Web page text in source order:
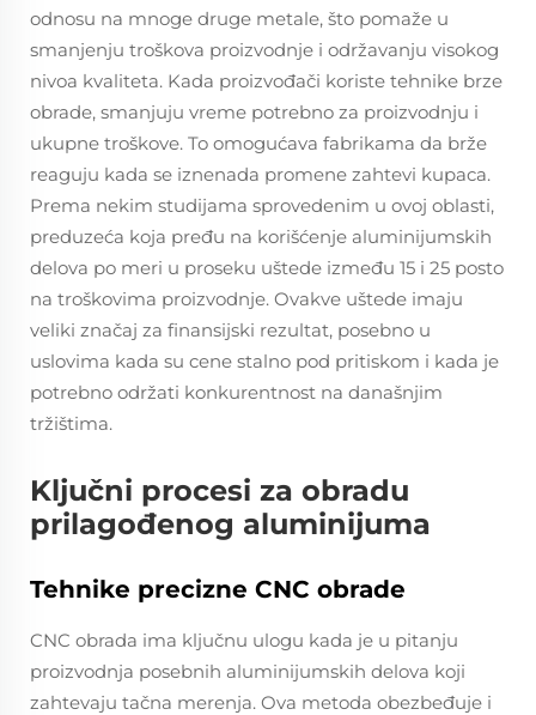
odnosu na mnoge druge metale, što pomaže u
smanjenju troškova proizvodnje i održavanju visokog
nivoa kvaliteta. Kada proizvođači koriste tehnike brze
obrade, smanjuju vreme potrebno za proizvodnju i
ukupne troškove. To omogućava fabrikama da brže
reaguju kada se iznenada promene zahtevi kupaca.
Prema nekim studijama sprovedenim u ovoj oblasti,
preduzeća koja pređu na korišćenje aluminijumskih
delova po meri u proseku uštede između 15 i 25 posto
na troškovima proizvodnje. Ovakve uštede imaju
veliki značaj za finansijski rezultat, posebno u
uslovima kada su cene stalno pod pritiskom i kada je
potrebno održati konkurentnost na današnjim
tržištima.
Ključni procesi za obradu
prilagođenog aluminijuma
Tehnike precizne CNC obrade
CNC obrada ima ključnu ulogu kada je u pitanju
proizvodnja posebnih aluminijumskih delova koji
zahtevaju tačna merenja. Ova metoda obezbeđuje i